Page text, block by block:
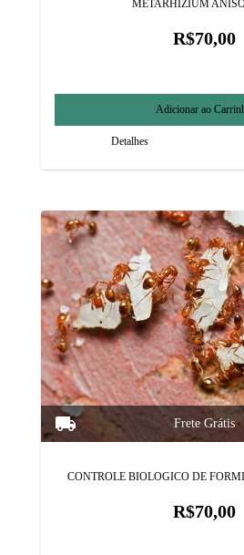
METARHIZIUM
R$70,00
Detalhes
CONTROLE BIOLOGICO DE
R$70,00